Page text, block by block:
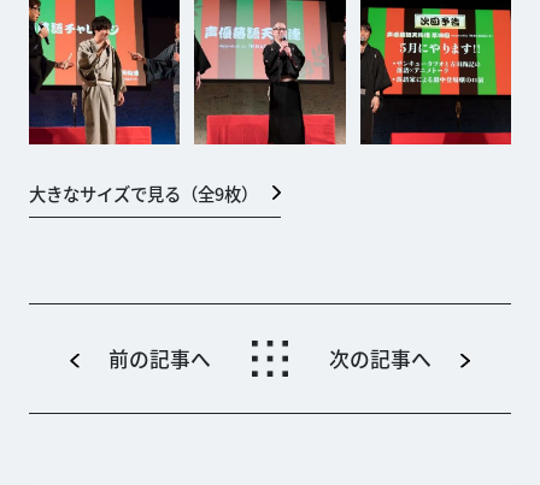
大きなサイズで見る（全9枚）
前の記事へ 次の記事へ